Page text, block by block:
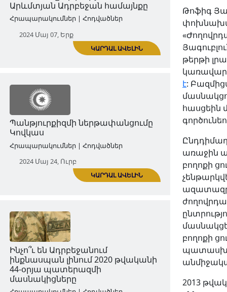
Հրապարակումներ | Հոդվածներ
ԿԱՐԴԱԼ ԱՎԵԼԻՆ
«Արևմտյան Ադրբեջան» նորաբաց
հեռուստաընկերությունն ու
Արևմտյան Ադրբեջան համայնքը
Հրապարակումներ | Հոդվածներ
Թոֆիգ
թերթի
է:
հասցեին
առաջին
բողոքի
բողոքի
2013